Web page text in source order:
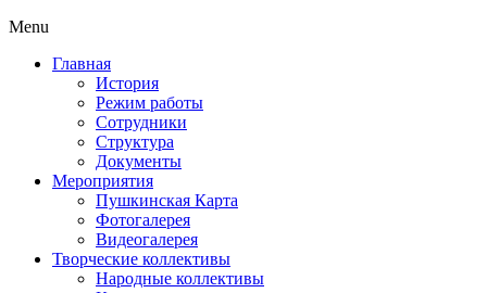
Menu
Главная
История
Режим работы
Сотрудники
Структура
Документы
Мероприятия
Пушкинская Карта
Фотогалерея
Видеогалерея
Творческие коллективы
Народные коллективы